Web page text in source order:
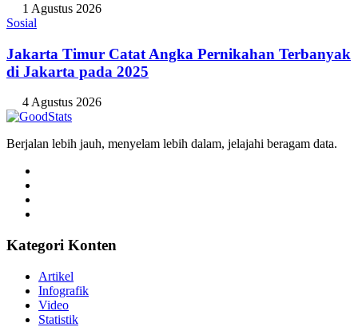
1 Agustus 2026
Sosial
Jakarta Timur Catat Angka Pernikahan Terbanyak
di Jakarta pada 2025
4 Agustus 2026
Berjalan lebih jauh, menyelam lebih dalam, jelajahi beragam data.
Kategori Konten
Artikel
Infografik
Video
Statistik